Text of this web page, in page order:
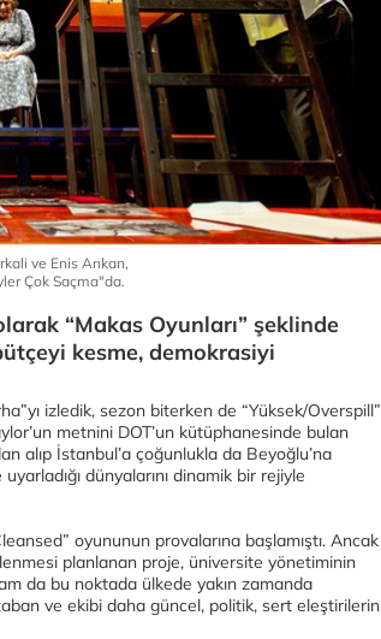
ve Enis Arıkan,
Çok Saçma"da.
“Makas Oyunları” şeklinde
kesme, demokrasiyi
izledik, sezon biterken de “Yüksek/Overspill”
metnini DOT’un kütüphanesinde bulan
alıp İstanbul’a çoğunlukla da Beyoğlu’na
dünyalarını dinamik bir rejiyle
oyununun provalarına başlamıştı. Ancak
planlanan proje, üniversite yönetiminin
da bu noktada ülkede yakın zamanda
ve ekibi daha güncel, politik, sert eleştirilerin